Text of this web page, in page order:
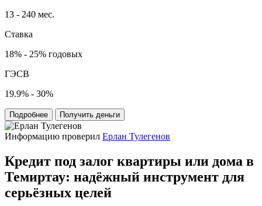
13 - 240 мес.
Ставка
18% - 25% годовых
ГЭСВ
19.9% - 30%
Подробнее Получить деньги
Информацию проверил Ерлан Тулегенов
Кредит под залог квартиры или дома в
Темиртау: надёжный инструмент для
серьёзных целей